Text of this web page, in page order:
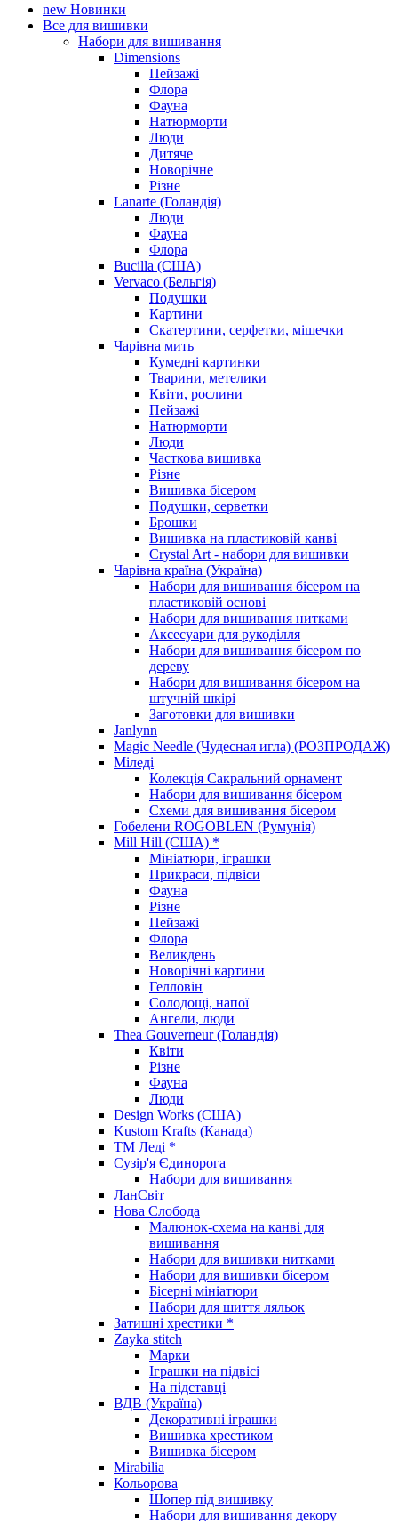
new Новинки
Все для вишивки
Набори для вишивання
Dimensions
Пейзажі
Флора
Фауна
Натюрморти
Люди
Дитяче
Новорічне
Різне
Lanarte (Голандія)
Люди
Фауна
Флора
Bucilla (США)
Vervaco (Бельгія)
Подушки
Картини
Скатертини, серфетки, мішечки
Чарiвна мить
Кумедні картинки
Тварини, метелики
Квіти, рослини
Пейзажі
Натюрморти
Люди
Часткова вишивка
Різне
Вишивка бісером
Подушки, серветки
Брошки
Вишивка на пластиковій канві
Crystal Art - набори для вишивки
Чарівна країна (Україна)
Набори для вишивання бісером на
пластиковій основі
Набори для вишивання нитками
Аксесуари для рукоділля
Набори для вишивання бісером по
дереву
Набори для вишивання бісером на
штучній шкірі
Заготовки для вишивки
Janlynn
Magic Needle (Чудесная игла) (РОЗПРОДАЖ)
Міледі
Колекція Сакральний орнамент
Набори для вишивання бісером
Схеми для вишивання бісером
Гобелени ROGOBLEN (Румунія)
Mill Hill (США) *
Мініатюри, іграшки
Прикраси, підвіси
Фауна
Різне
Пейзажі
Флора
Великдень
Новорічні картини
Гелловін
Солодощі, напої
Ангели, люди
Thea Gouverneur (Голандія)
Квіти
Різне
Фауна
Люди
Design Works (США)
Kustom Krafts (Канада)
ТМ Леді *
Сузір'я Єдинорога
Набори для вишивання
ЛанСвіт
Нова Слобода
Малюнок-схема на канві для
вишивання
Набори для вишивки нитками
Набори для вишивки бісером
Бісерні мініатюри
Набори для шиття ляльок
Затишні хрестики *
Zayka stitch
Марки
Іграшки на підвісі
На підставці
ВДВ (Україна)
Декоративні іграшки
Вишивка хрестиком
Вишивка бісером
Mirabilia
Кольорова
Шопер під вишивку
Набори для вишивання декору